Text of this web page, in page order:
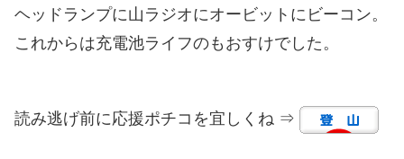
ヘッドランプに山ラジオにオービットにビーコン。
これからは充電池ライフのもおすけでした。
読み逃げ前に応援ポチコを宜しくね ⇒